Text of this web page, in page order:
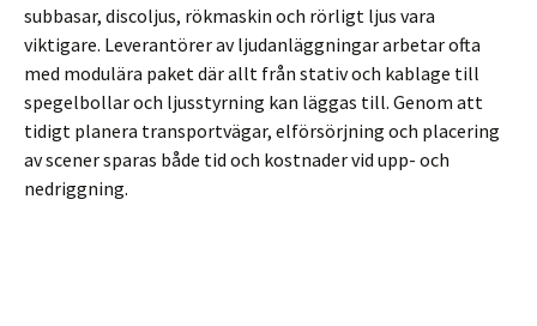
subbasar, discoljus, rökmaskin och rörligt ljus vara
viktigare. Leverantörer av ljudanläggningar arbetar ofta
med modulära paket där allt från stativ och kablage till
spegelbollar och ljusstyrning kan läggas till. Genom att
tidigt planera transportvägar, elförsörjning och placering
av scener sparas både tid och kostnader vid upp- och
nedriggning.